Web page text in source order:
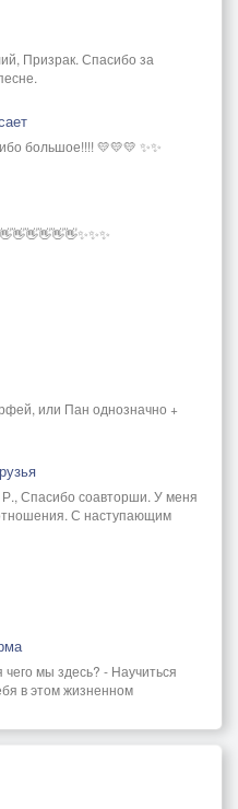
Призрак. Спасибо за
большое!!!! 💛💛💛 ✨✨
или Пан однозначно +
Спасибо соавторши. У меня
С наступающим
мы здесь? - Научиться
в этом жизненном